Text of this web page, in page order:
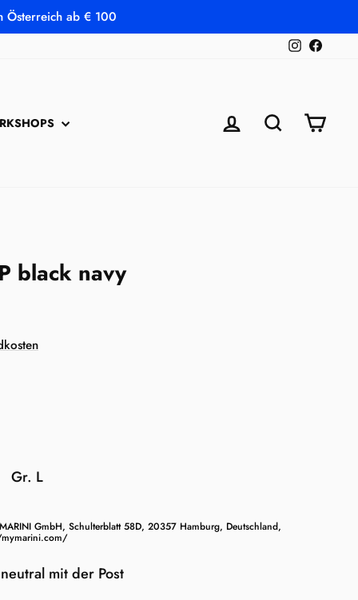
Österreich ab € 100
Instagram
EINLOGGENSUCHE
black navy
Gr. L
GmbH, Schulterblatt 58D, 20357 Hamburg, Deutschland,
mymarini.com/
mit der Post